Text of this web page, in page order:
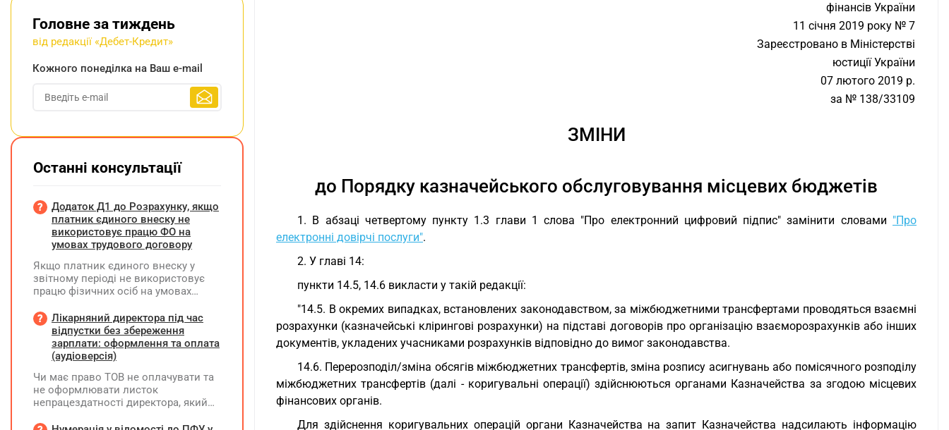
фінансів України
11 січня 2019 року № 7
Зареєстровано в Міністерстві
юстиції України
07 лютого 2019 р.
за № 138/33109
ЗМІНИ
до Порядку казначейського обслуговування місцевих бюджетів
1. В абзаці четвертому пункту 1.3 глави 1 слова "Про електронний цифровий підпис" замінити словами "Про
електронні довірчі послуги".
2. У главі 14:
пункти 14.5, 14.6 викласти у такій редакції:
"14.5. В окремих випадках, встановлених законодавством, за міжбюджетними трансфертами проводяться взаємні
розрахунки (казначейські клірингові розрахунки) на підставі договорів про організацію взаєморозрахунків або інших
документів, укладених учасниками розрахунків відповідно до вимог законодавства.
14.6. Перерозподіл/зміна обсягів міжбюджетних трансфертів, зміна розпису асигнувань або помісячного розподілу
міжбюджетних трансфертів (далі - коригувальні операції) здійснюються органами Казначейства за згодою місцевих
фінансових органів.
Для здійснення коригувальних операцій органи Казначейства на запит Казначейства надсилають інформацію
Головне за тиждень
від редакції «Дебет-Кредит»
Кожного понеділка на Ваш e-mail
Останні консультації
Додаток Д1 до Розрахунку, якщо
платник єдиного внеску не
використовує працю ФО на
умовах трудового договору
Якщо платник єдиного внеску у
звітному періоді не використовує
працю фізичних осіб на умовах
на інших умовах, передбачених
законодавством, Додаток Д1/
Додаток ФІЗ-Д1 за відповідний
період не подається
Лікарняний директора під час
відпустки без збереження
зарплати: оформлення та оплата
(аудіоверсія)
Чи має право ТОВ не оплачувати та
не оформлювати листок
непрацездатності директора, який